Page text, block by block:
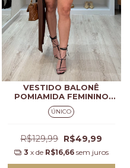
VESTIDO BALONÊ
POMIAMIDA FEMININO
LÉIA MARROM
ÚNICO
R$129,99 R$49,99
3 x de R$16,66 sem juros